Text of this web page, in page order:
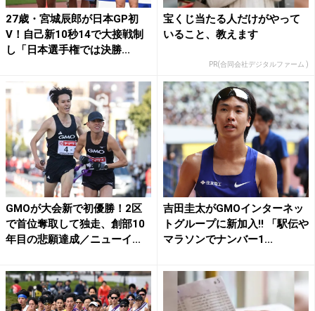
27歳・宮城辰郎が日本GP初
V！自己新10秒14で大接戦制
し「日本選手権では決勝...
宝くじ当たる人だけがやって
いること、教えます
PR(合同会社デジタルファーム )
GMOが大会新で初優勝！2区
で首位奪取して独走、創部10
年目の悲願達成／ニューイ...
吉田圭太がGMOインターネッ
トグループに新加入!! 「駅伝や
マラソンでナンバー1...